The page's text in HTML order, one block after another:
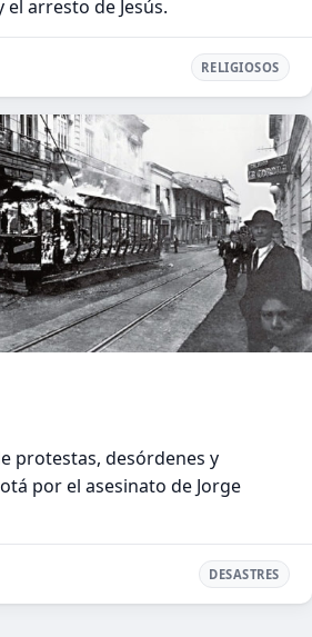
el arresto de Jesús.
RELIGIOSOS
protestas, desórdenes y
por el asesinato de Jorge
DESASTRES